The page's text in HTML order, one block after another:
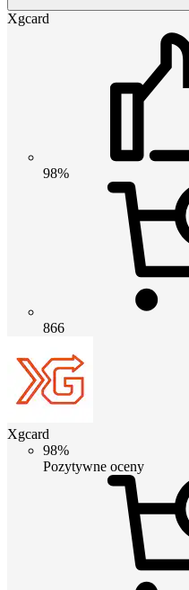
Xgcard
98%
866
Xgcard
98%
Pozytywne oceny